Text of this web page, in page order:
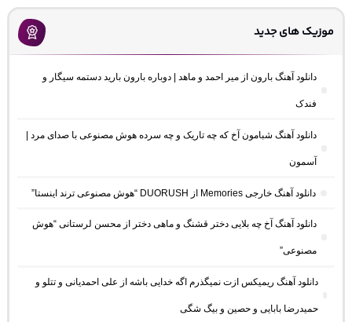
موزیک های جدید
دانلود آهنگ بارون از میر احمد و ماهد | دوباره بارون بارید دستمه سیگار و
فندک
دانلود آهنگ شبامون آخ که چه تاریک و چه سرده هوش مصنوعی با صدای مرد |
آسمون
دانلود آهنگ خارجی Memories از DUORUSH “هوش مصنوعی ترند اینستا”
دانلود آهنگ آخ چه بلایی دختر قشنگ و ماهی دختر از محسن لرستانی “هوش
مصنوعی”
دانلود آهنگ ریمیکس ازت نمیگذرم اگه خدایی باشه از علی احمدیانی و تتلو و
حمیدرضا بابایی و حصین و بیگ شگی